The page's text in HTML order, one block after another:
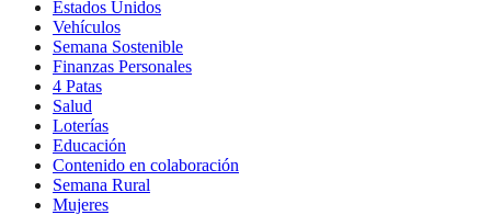
Estados Unidos
Vehículos
Semana Sostenible
Finanzas Personales
4 Patas
Salud
Loterías
Educación
Contenido en colaboración
Semana Rural
Mujeres